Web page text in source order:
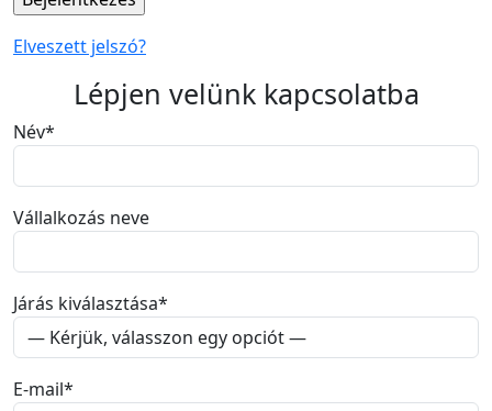
Elveszett jelszó?
Lépjen velünk kapcsolatba
Név*
Vállalkozás neve
Járás kiválasztása*
E-mail*